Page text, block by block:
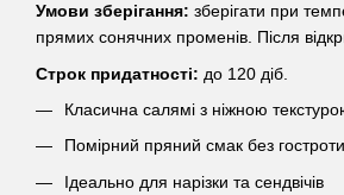
Умови зберігання: зберігати при
прямих сонячних променів. Після
Строк придатності: до 120 діб.
Класична салямі з ніжною
Помірний пряний смак без гостроти
Ідеально для нарізки та сендвічів